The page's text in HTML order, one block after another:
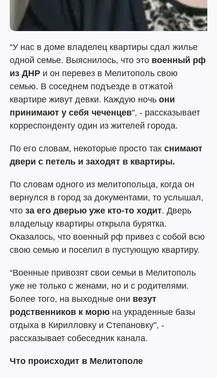
“У нас в доме владелец квартиры сдал жилье
одной семье. Выяснилось, что это военный рф
из ДНР и он перевез в Мелитополь свою
семью. В соседнем подъезде в отжатой
квартире живут девки. Каждую ночь они
принимают у себя чеченцев", - рассказывает
корреспонденту один из жителей города.
По его словам, некоторые просто так снимают
двери с петель и заходят в квартиры.
По словам одного из мелитопольца, когда он
вернулся в город за документами, то услышал,
что за его дверью уже кто-то ходит. Дверь
владельцу квартиры открыла бурятка.
Оказалось, что военный рф привез с собой всю
свою семью и поселил в пустующую квартиру.
“Военные привозят свои семьи в Мелитополь
уже не только с женами, но и с родителями.
Более того, на выходные они везут
родственников к морю на украденные базы
отдыха в Кирилловку и Степановку", -
рассказывает собеседник канала.
Что происходит в Мелитополе